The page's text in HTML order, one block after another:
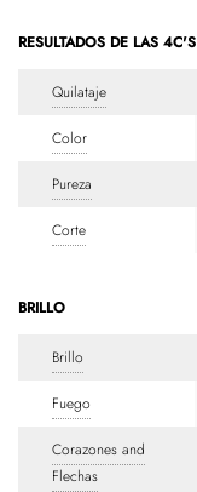
RESULTADOS DE LAS 4C'S
Quilataje
Color
Pureza
Corte
BRILLO
Brillo
Fuego
Corazones and
Flechas